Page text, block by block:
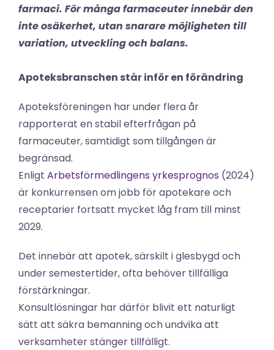
farmaci. För många farmaceuter innebär den
inte osäkerhet, utan snarare möjligheten till
variation, utveckling och balans.
Apoteksbranschen står inför en förändring
Apoteksföreningen har under flera år
rapporterat en stabil efterfrågan på
farmaceuter, samtidigt som tillgången är
begränsad.
Enligt Arbetsförmedlingens yrkesprognos (2024)
är konkurrensen om jobb för apotekare och
receptarier fortsatt mycket låg fram till minst
2029.
Det innebär att apotek, särskilt i glesbygd och
under semestertider, ofta behöver tillfälliga
förstärkningar.
Konsultlösningar har därför blivit ett naturligt
sätt att säkra bemanning och undvika att
verksamheter stänger tillfälligt.